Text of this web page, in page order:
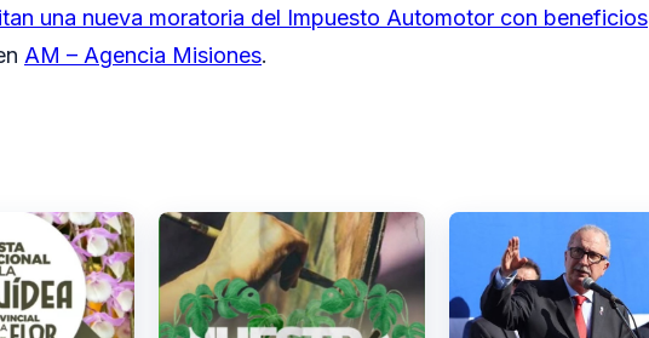
una nueva moratoria del Impuesto Automotor con beneficios
AM – Agencia Misiones.